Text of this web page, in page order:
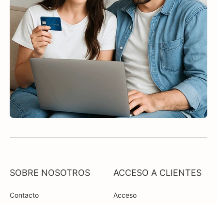
SOBRE NOSOTROS
Contacto
ACCESO A CLIENTES
Acceso